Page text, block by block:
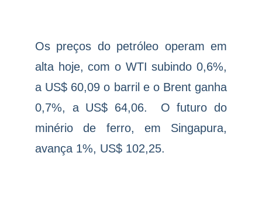
Os preços do petróleo operam em
alta hoje, com o WTI subindo 0,6%,
a US$ 60,09 o barril e o Brent ganha
0,7%, a US$ 64,06.
O futuro do
minério de ferro, em Singapura,
avança 1%, US$ 102,25.